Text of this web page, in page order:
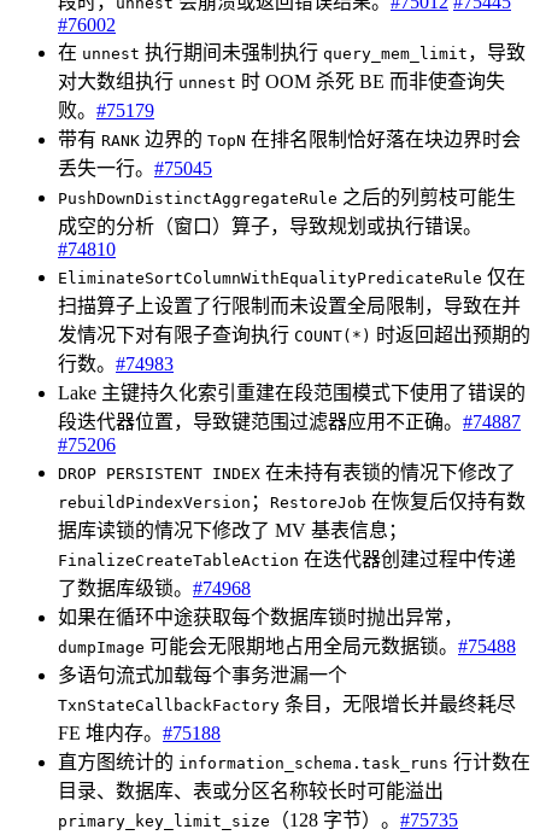
#76002
在 unnest 执行期间未强制执行 query_mem_limit ，导致
对大数组执行 unnest 时 OOM 杀死 BE 而非使查询失
败。 #75179
带有 RANK 边界的 TopN 在排名限制恰好落在块边界时会
丢失一行。 #75045
PushDownDistinctAggregateRule 之后的列剪枝可能生
成空的分析（窗口）算子，导致规划或执行错误。
#74810
EliminateSortColumnWithEqualityPredicateRule 仅在
扫描算子上设置了行限制而未设置全局限制，导致在并
发情况下对有限子查询执行 COUNT(*) 时返回超出预期的
行数。 #74983
Lake 主键持久化索引重建在段范围模式下使用了错误的
段迭代器位置，导致键范围过滤器应用不正确。 #74887
#75206
DROP PERSISTENT INDEX 在未持有表锁的情况下修改了
rebuildPindexVersion ； RestoreJob 在恢复后仅持有数
据库读锁的情况下修改了 MV 基表信息；
FinalizeCreateTableAction 在迭代器创建过程中传递
了数据库级锁。 #74968
如果在循环中途获取每个数据库锁时抛出异常，
dumpImage 可能会无限期地占用全局元数据锁。 #75488
多语句流式加载每个事务泄漏一个
TxnStateCallbackFactory 条目，无限增长并最终耗尽
FE 堆内存。 #75188
直方图统计的 information_schema.task_runs 行计数在
目录、数据库、表或分区名称较长时可能溢出
primary_key_limit_size （128 字节）。 #75735